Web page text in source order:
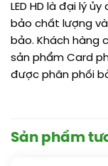
LED HD là đại lý
bảo chất lượng
bảo. Khách hàng
sản phẩm Card
được phân phối bởi
Sản phẩm